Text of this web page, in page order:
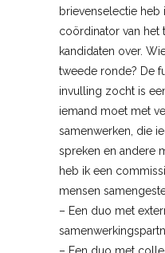
brievenselectie heb
coördinator van het
kandidaten over.
tweede ronde? De
invulling zocht is
iemand moet met
samenwerken, die
spreken en andere
heb ik een
mensen
– Een duo met